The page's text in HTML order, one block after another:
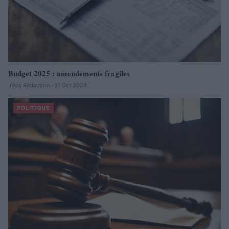
Budget 2025 : amendements fragiles
Infos Rédaction · 31 Oct 2024
POLITIQUE